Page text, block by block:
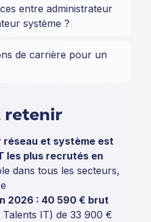
entre administrateur
système ?
de carrière pour un
retenir
réseau et système est
les plus recrutés en
dans tous les secteurs,
2026 : 40 590 € brut
IT) de 33 900 €